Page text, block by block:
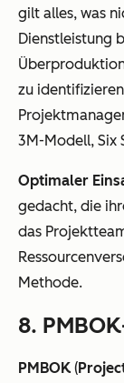
gilt alles, was
Dienstleistung
zu
3M-Modell, Six
Optimaler
gedacht, die
das
Methode.
8.
PMBOK (